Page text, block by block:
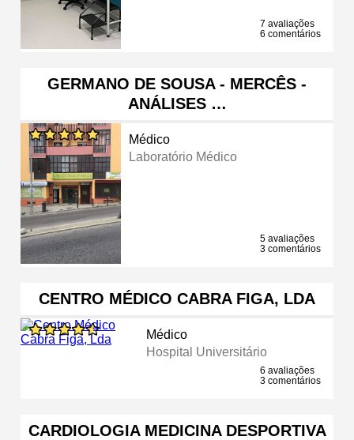
7 avaliações
6 comentários
GERMANO DE SOUSA - MERCÊS -
ANÁLISES …
Médico
Laboratório Médico
5 avaliações
3 comentários
CENTRO MÉDICO CABRA FIGA, LDA
Médico
Hospital Universitário
6 avaliações
3 comentários
CARDIOLOGIA MEDICINA DESPORTIVA